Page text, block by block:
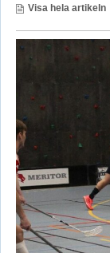
Visa hela artikeln